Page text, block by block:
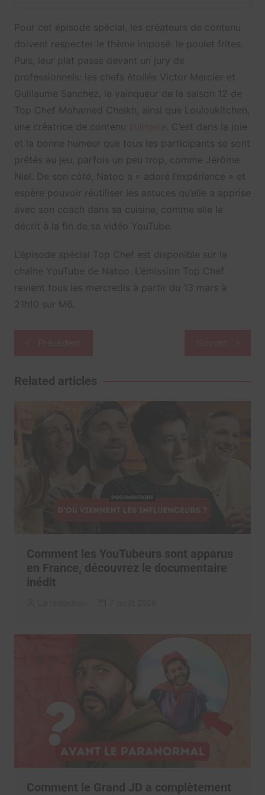
Pour cet épisode spécial, les créateurs de contenu
doivent respecter le thème imposé: le poulet frites.
Puis, leur plat passe devant un jury de
professionnels: les chefs étoilés Victor Mercier et
Guillaume Sanchez, le vainqueur de la saison 12 de
Top Chef Mohamed Cheikh, ainsi que Louloukitchen,
une créatrice de contenu
. C’est dans la joie
et la bonne humeur que tous les participants se sont
prêtés au jeu, parfois un peu trop, comme Jérôme
Niel. De son côté, Natoo a « adoré l’expérience » et
espère pouvoir réutiliser les astuces qu’elle a apprise
avec son coach dans sa cuisine, comme elle le
décrit à la fin de sa vidéo YouTube.
L’épisode spécial Top Chef est disponible sur la
chaîne YouTube de Natoo. L’émission Top Chef
revient tous les mercredis à partir du 13 mars à
21h10 sur M6.
l’article
Related articles
Comment les YouTubeurs sont apparus
en France, découvrez le documentaire
inédit
Comment le Grand JD a complètement